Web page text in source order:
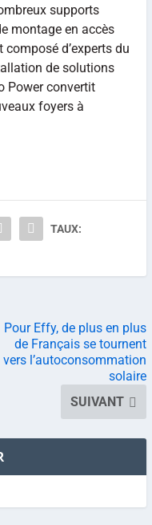
supports
montage en accès
composé d’experts du
de solutions
Power convertit
foyers à
TAUX:
Pour Effy, de plus en plus
de Français se tournent
vers l’autoconsommation
solaire
SUIVANT